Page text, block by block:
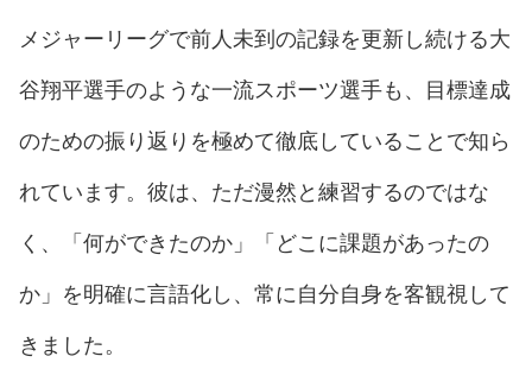
メジャーリーグで前人未到の記録を更新し続ける大
谷翔平選手のような一流スポーツ選手も、目標達成
のための振り返りを極めて徹底していることで知ら
れています。彼は、ただ漫然と練習するのではな
く、「何ができたのか」「どこに課題があったの
か」を明確に言語化し、常に自分自身を客観視して
きました。